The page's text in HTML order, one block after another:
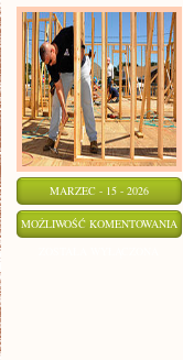
MARZEC - 15 - 2026
MOŻLIWOŚĆ KOMENTOWANIA